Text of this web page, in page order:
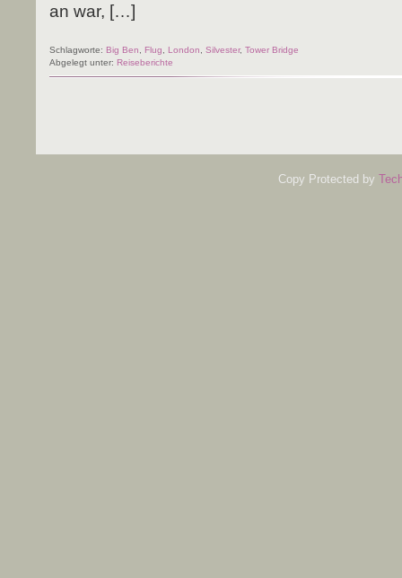
an war, […]
Schlagworte: Big Ben Flug London Silvester, Tower Bridge
Abgelegt unter: Reiseberichte
Copy Protected by